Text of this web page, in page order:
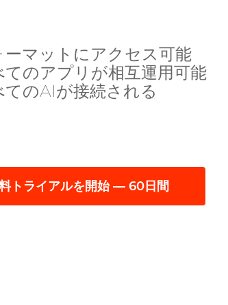
ーマットにアクセス可能
てのアプリが相互運用可能
てのAIが接続される
トライアルを開始 — 60日間